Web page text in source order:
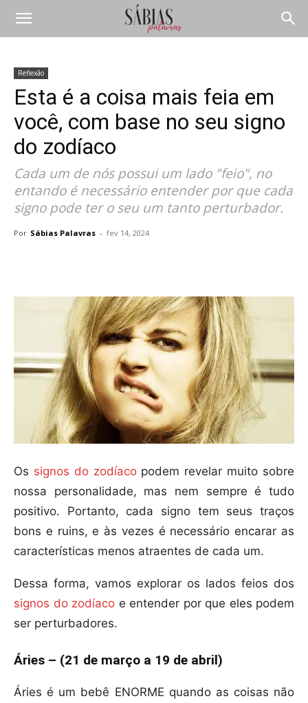
Reflexão
Esta é a coisa mais feia em
você, com base no seu signo
do zodíaco
Cada um de nós possui um lado "feio", no
entando é necessário entender por que cada
signo pode ter o seu um tanto perturbador.
Por Sábias Palavras - fev 14, 2024
Os signos do zodíacopodem revelar muito sobre
nossa personalidade, mas nem sempre é tudo
positivo. Portanto, cada signo tem seus traços
bons e ruins, e às vezes é necessário encarar as
características menos atraentes de cada um.
Dessa forma, vamos explorar os lados feios dos
signos do zodíaco e entender por que eles podem
ser perturbadores.
Áries – (21 de março a 19 de abril)
Áries é um bebê ENORME quando as coisas não